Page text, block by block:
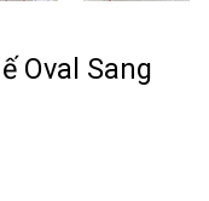
Oval Sang